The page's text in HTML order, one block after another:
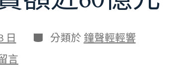
日 分
類
分類於 鐘聲輕輕響
言